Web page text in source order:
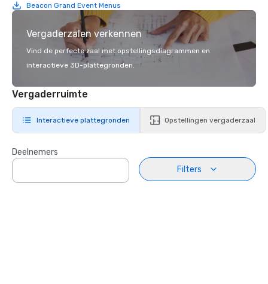
Beacon Grand Event Menus
Vergaderzalen verkennen
Vind de perfecte zaal met opstellingsdiagrammen en
interactieve 3D-plattegronden.
Vergaderruimte
Interactieve plattegronden Opstellingen vergaderzaal
Deelnemers
Filters